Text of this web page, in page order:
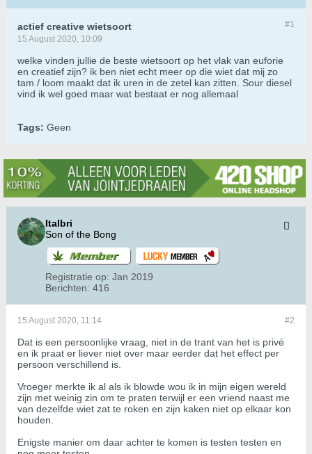
#1
actief creative wietsoort
15 August 2020, 10:09
welke vinden jullie de beste wietsoort op het vlak van euforie
en creatief zijn? ik ben niet echt meer op die wiet dat mij zo
tam / loom maakt dat ik uren in de zetel kan zitten. Sour diesel
vind ik wel goed maar wat bestaat er nog allemaal
Tags: Geen
Italbri
Son of the Bong
Registratie op: Jan 2019
Berichten: 416
#2
15 August 2020, 11:14
Dat is een persoonlijke vraag, niet in de trant van het is privé
en ik praat er liever niet over maar eerder dat het effect per
persoon verschillend is.
Vroeger merkte ik al als ik blowde wou ik in mijn eigen wereld
zijn met weinig zin om te praten terwijl er een vriend naast me
van dezelfde wiet zat te roken en zijn kaken niet op elkaar kon
houden.
Enigste manier om daar achter te komen is testen testen en